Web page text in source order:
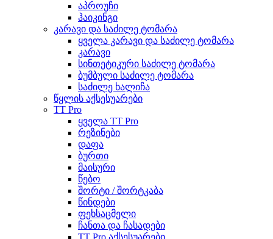
აპროუჩი
ჰაიკინგი
კარავი და საძილე ტომარა
ყველა კარავი და საძილე ტომარა
კარავი
სინთეტიკური საძილე ტომარა
ბუმბული საძილე ტომარა
საძილე ხალიჩა
წყლის აქსესუარები
TT Pro
ყველა TT Pro
რეზინები
დაფა
ბურთი
მაისური
წებო
შორტი / შორტკაბა
წინდები
ფეხსაცმელი
ჩანთა და ჩასადები
TT Pro აქსესუარები